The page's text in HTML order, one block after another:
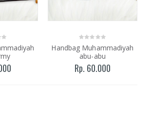
Handbag Muhammadiyah
abu-abu
Rp. 60.000